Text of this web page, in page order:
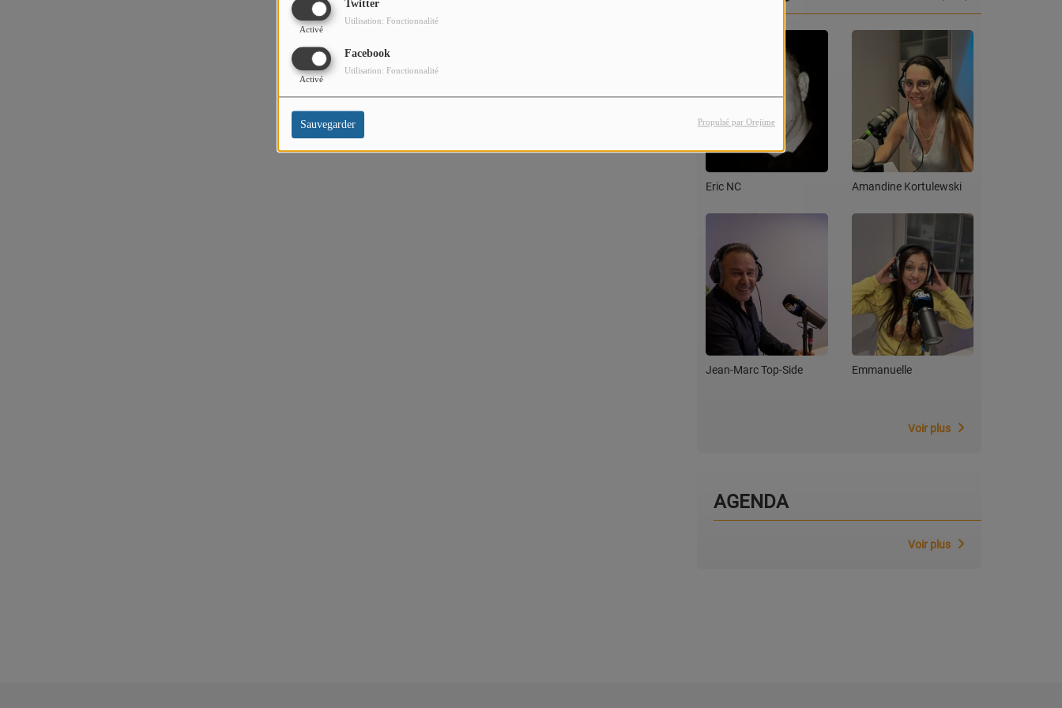
Twitter
Activé
Utilisation: Fonctionnalité
Facebook
Activé
Utilisation: Fonctionnalité
Sauvegarder Propulsé par Orejime
Eric NC
Jean-Marc Top-Side
Amandine Kortulewski
Emmanuelle
Voir plus
AGENDA
Voir plus